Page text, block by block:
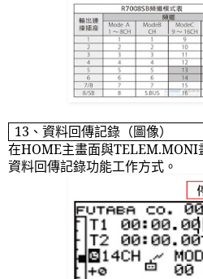
13 、資料回傳記錄（圖像）
在HOME主畫面與TELEM.MONI
資料回傳記錄功能工作方式。